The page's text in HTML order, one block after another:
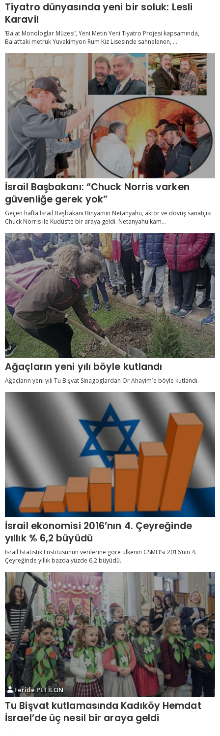
Tiyatro dünyasında yeni bir soluk: Lesli
Karavil
‘Balat Monologlar Müzesi’, Yeni Metin Yeni Tiyatro Projesi kapsamında,
Balat’taki metruk Yuvakimyon Rum Kız Lisesinde sahnelenen, ...
İsrail Başbakanı: “Chuck Norris varken
güvenliğe gerek yok”
Geçen hafta İsrail Başbakanı Binyamin Netanyahu, aktör ve dövüş sanatçısı
Chuck Norris ile Kudüs’te bir araya geldi. Netanyahu kam...
Ağaçların yeni yılı böyle kutlandı
Ağaçların yeni yılı Tu Bişvat Sinagoglardan Or Ahayim´e böyle kutlandı.
İsrail ekonomisi 2016’nın 4. Çeyreğinde
yıllık % 6,2 büyüdü
İsrail İstatistik Enstitüsünün verilerine göre ülkenin GSMH’sı 2016’nın 4.
Çeyreğinde yıllık bazda yüzde 6,2 büyüdü.
Feride PETİLON
Tu Bişvat kutlamasında Kadıköy Hemdat
İsrael’de üç nesil bir araya geldi